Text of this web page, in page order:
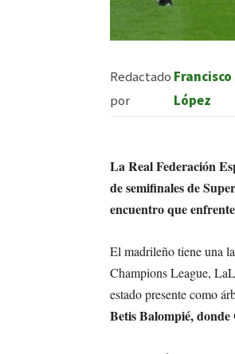
Redactado
por
López
La Real Federación
de semifinales de
encuentro que
El madrileño tiene una
Champions League,
estado presente como
Betis Balompié, donde